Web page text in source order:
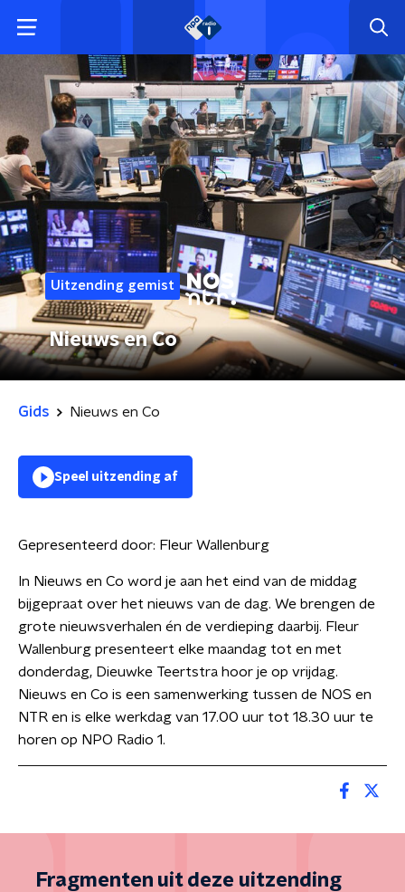
Uitzending gemist
Nieuws en Co
Gids Nieuws en Co
Speel uitzending af
Gepresenteerd door: Fleur Wallenburg
In Nieuws en Co word je aan het eind van de middag
bijgepraat over het nieuws van de dag. We brengen de
grote nieuwsverhalen én de verdieping daarbij. Fleur
Wallenburg presenteert elke maandag tot en met
donderdag, Dieuwke Teertstra hoor je op vrijdag.
Nieuws en Co is een samenwerking tussen de NOS en
NTR en is elke werkdag van 17.00 uur tot 18.30 uur te
horen op NPO Radio 1.
Fragmenten uit deze uitzending